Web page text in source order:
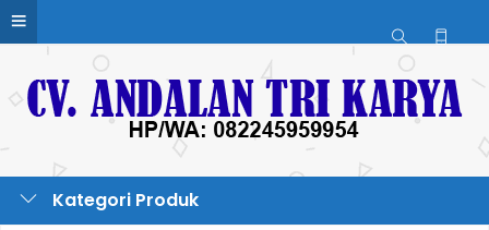
Kategori Produk